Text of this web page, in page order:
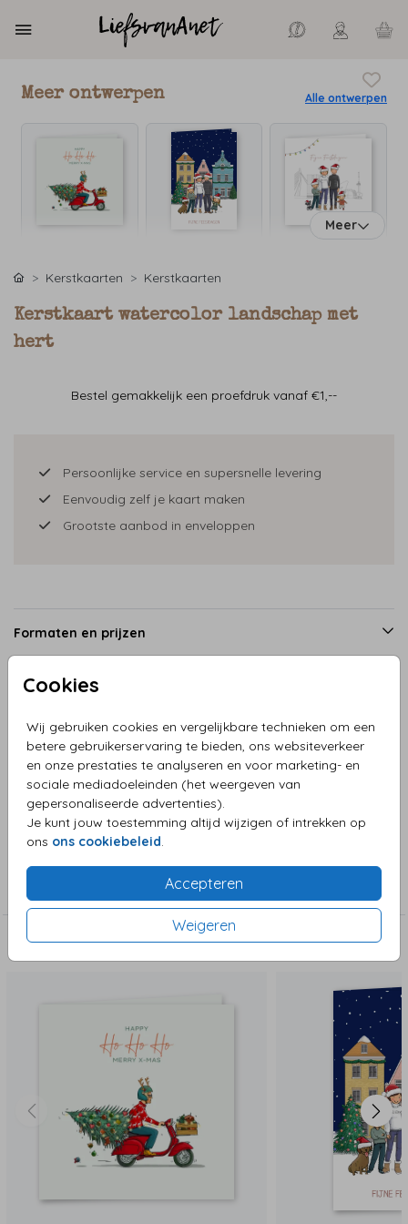
Cookies
Wij gebruiken cookies en vergelijkbare technieken om een
betere gebruikerservaring te bieden, ons websiteverkeer
en onze prestaties te analyseren en voor marketing- en
sociale mediadoeleinden (het weergeven van
gepersonaliseerde advertenties).
Je kunt jouw toestemming altijd wijzigen of intrekken op
ons ons cookiebeleid.
Accepteren
Weigeren
Meer ontwerpen Alle ontwerpen
Meer
Kerstkaarten Kerstkaarten
Kerstkaart watercolor landschap met
hert
Bestel gemakkelijk een proefdruk vanaf €1,--
Persoonlijke service en supersnelle levering
Eenvoudig zelf je kaart maken
Grootste aanbod in enveloppen
Formaten en prijzen
Omschrijving
Kerstkaart watercolor landschap met hert, prachtige
stijlvolle kerstkaart met mooie dennenbomen en bergen.